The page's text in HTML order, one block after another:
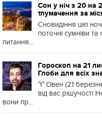
Сон у ніч з 20 на
тлумачення за
Сновидіння цієї
поточні сумніви
питання...
Гороскоп на 21
Глоби для всіх
♈️ Овен (21
від вас рішучості
вони пр...